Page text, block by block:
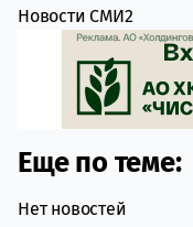
Новости СМИ2
Еще по теме:
Нет новостей